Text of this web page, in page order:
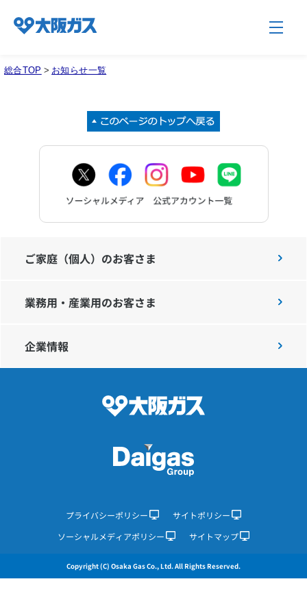
企業情報
業務用・産業用のお客さま
企業情報TOP
企業/グループについて
社会貢献
技術開発
サステナビリティ
IR情報
プレスリリース
総合TOP > お知らせ一覧
ご家庭（個人）のお客さま
業務用・産業用のお客さま
企業情報
プライバシーポリシー
サイトポリシー
ソーシャルメディアポリシー
サイトマップ
Copyright (C) Osaka Gas Co., Ltd. All Rights Reserved.